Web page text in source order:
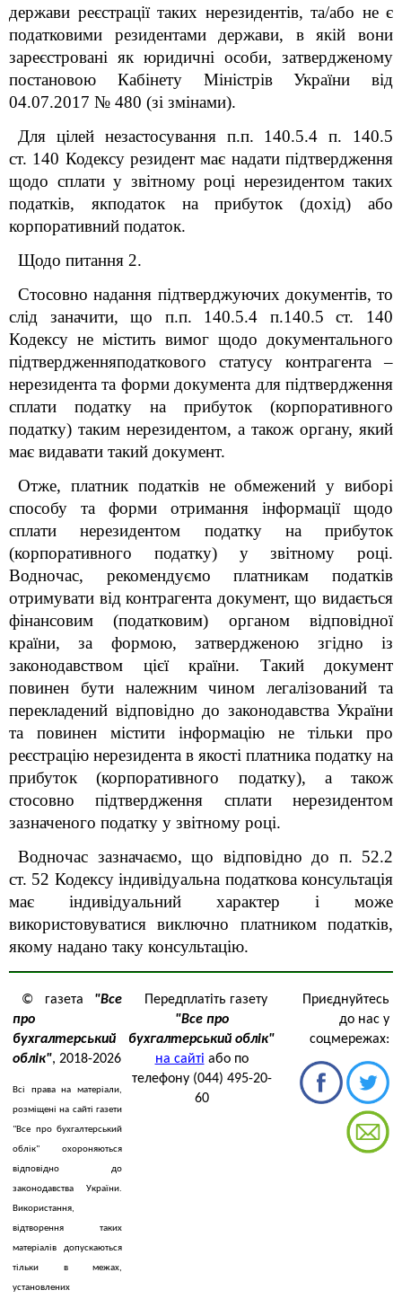
держави реєстрації таких нерезидентів, та/або не є
податковими резидентами держави, в якій вони
зареєстровані як юридичні особи, затвердженому
постановою Кабінету Міністрів України від
04.07.2017 № 480 (зі змінами).
Для цілей незастосування п.п. 140.5.4 п. 140.5
ст. 140 Кодексу резидент має надати підтвердження
щодо сплати у звітному році нерезидентом таких
податків, якподаток на прибуток (дохід) або
корпоративний податок.
Щодо питання 2.
Стосовно надання підтверджуючих документів, то
слід заначити, що п.п. 140.5.4 п.140.5 ст. 140
Кодексу не містить вимог щодо документального
підтвердженняподаткового статусу контрагента –
нерезидента та форми документа для підтвердження
сплати податку на прибуток (корпоративного
податку) таким нерезидентом, а також органу, який
має видавати такий документ.
Отже, платник податків не обмежений у виборі
способу та форми отримання інформації щодо
сплати нерезидентом податку на прибуток
(корпоративного податку) у звітному році.
Водночас, рекомендуємо платникам податків
отримувати від контрагента документ, що видається
фінансовим (податковим) органом відповідної
країни, за формою, затвердженою згідно із
законодавством цієї країни. Такий документ
повинен бути належним чином легалізований та
перекладений відповідно до законодавства України
та повинен містити інформацію не тільки про
реєстрацію нерезидента в якості платника податку на
прибуток (корпоративного податку), а також
стосовно підтвердження сплати нерезидентом
зазначеного податку у звітному році.
Водночас зазначаємо, що відповідно до п. 52.2
ст. 52 Кодексу індивідуальна податкова консультація
має індивідуальний характер і може
використовуватися виключно платником податків,
якому надано таку консультацію.
© газета "Все
про
бухгалтерський
облік", 2018-2026
Всі права на матеріали,
розміщені на сайті газети
"Все про бухгалтерський
облік" охороняються
відповідно до
законодавства України.
Використання,
відтворення таких
матеріалів допускаються
тільки в межах,
установлених
Передплатіть газету
"Все про
бухгалтерський облік"
на сайті або по
телефону (044) 495-20-
60
Приєднуйтесь
до нас у
соцмережах: